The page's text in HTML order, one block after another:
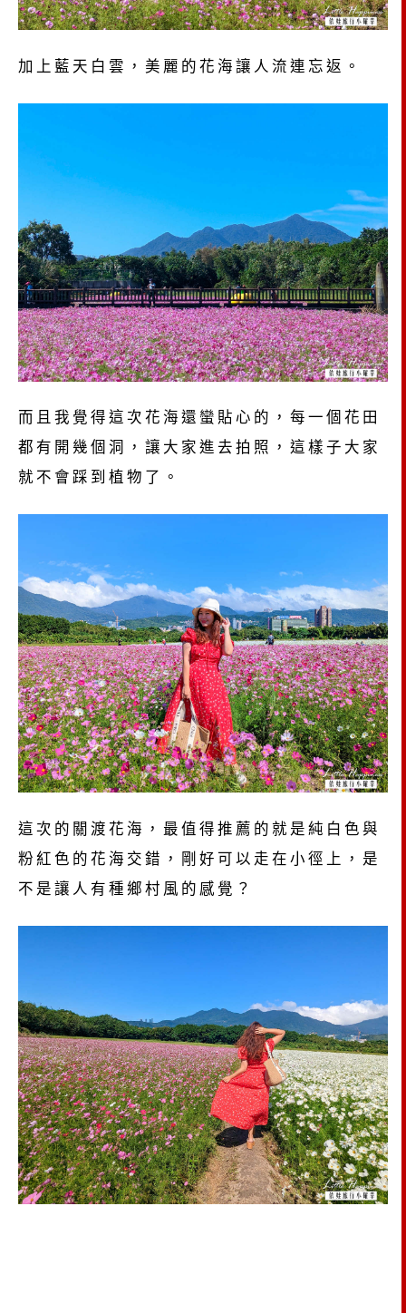
加上藍天白雲，美麗的花海讓人流連忘返。
而且我覺得這次花海還蠻貼心的，每一個花田
都有開幾個洞，讓大家進去拍照，這樣子大家
就不會踩到植物了。
這次的關渡花海，最值得推薦的就是純白色與
粉紅色的花海交錯，剛好可以走在小徑上，是
不是讓人有種鄉村風的感覺？